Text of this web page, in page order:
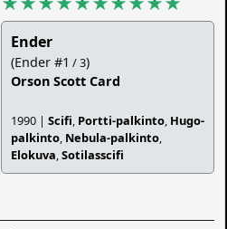
Ender
(Ender #1 / 3)
Orson Scott Card
1990 |Scifi, Portti-palkinto, Hugo-
palkinto, Nebula-palkinto,
Elokuva,Sotilasscifi